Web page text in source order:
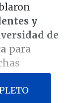
y
de
para
al